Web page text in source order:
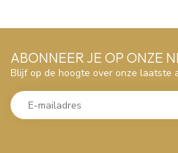
ABONNEER JE OP ONZE
Blijf op de hoogte over onze laatste